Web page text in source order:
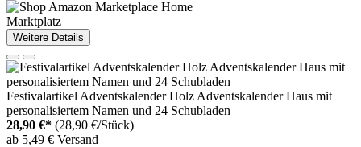
Marktplatz
Weitere Details
Festivalartikel Adventskalender Holz Adventskalender Haus mit
personalisiertem Namen und 24 Schubladen
28,90 €* (28,90 €/Stück)
ab 5,49 € Versand